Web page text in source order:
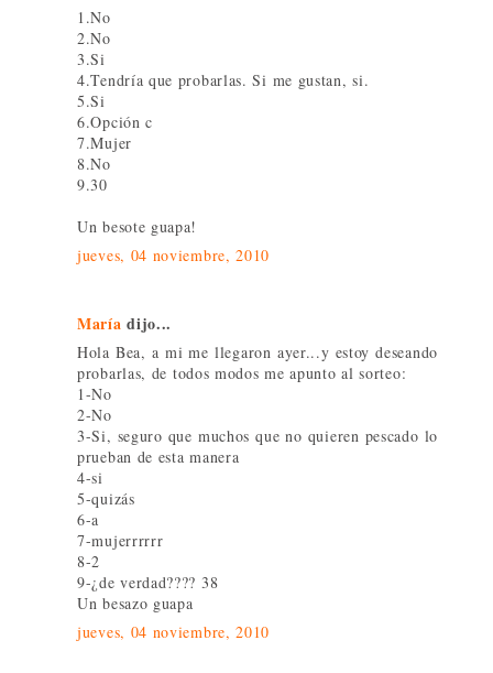
1.No
2.No
3.Si
4.Tendría que probarlas. Si me gustan, si.
5.Si
6.Opción c
7.Mujer
8.No
9.30
Un besote guapa!
jueves, 04 noviembre, 2010
María dijo...
Hola Bea, a mi me llegaron ayer...y estoy deseando
probarlas, de todos modos me apunto al sorteo:
1-No
2-No
3-Si, seguro que muchos que no quieren pescado lo
prueban de esta manera
4-si
5-quizás
6-a
7-mujerrrrrr
8-2
9-¿de verdad???? 38
Un besazo guapa
jueves, 04 noviembre, 2010